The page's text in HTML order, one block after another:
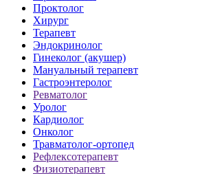
Проктолог
Хирург
Терапевт
Эндокринолог
Гинеколог (акушер)
Мануальный терапевт
Гастроэнтеролог
Ревматолог
Уролог
Кардиолог
Онколог
Травматолог-ортопед
Рефлексотерапевт
Физиотерапевт